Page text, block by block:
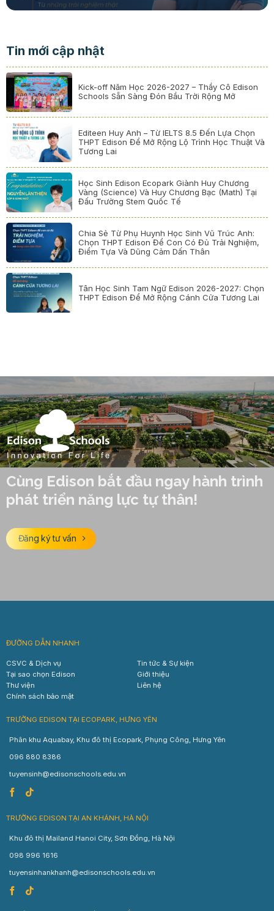
Tin mới cập nhật
Kick-off Năm Học 2026-2027 – Thầy Cô Edison
Schools Sẵn Sàng Đón Bầu Trời Rộng Mở
Editeen Huy Anh – Từ IELTS 8.5 Đến Lựa Chọn
THPT Edison Để Mở Rộng Lộ Trình Học Thuật Và
Tương Lai
Học Sinh Edison Ecopark Giành Huy Chương
Vàng (Science) Và Huy Chương Bạc (Math) Tại
Đấu Trường Stem Quốc Tế
Chia Sẻ Từ Phụ Huynh Học Sinh Vũ Trúc Anh:
Chọn THPT Edison Để Con Có Đủ Trải Nghiệm,
Điểm Tựa Và Dũng Cảm Dấn Thân
Tân Học Sinh Tam Ngữ Edison 2026-2027: Chọn
THPT Edison Để Mở Rộng Cánh Cửa Tương Lai
Cùng Edison bắt đầu ngay hành trình
phát triển năng lực tự thân!
Đăng ký tư vấn
ĐƯỜNG DẪN NHANH
CSVC & Dịch vụ
Tin tức & Sự kiện
Tại sao chọn Edison
Giới thiệu
Thư viện
Liên hệ
Chính sách bảo mật
TRƯỜNG EDISON TẠI ECOPARK, HƯNG YÊN
Phân khu Aquabay, Khu đô thị Ecopark, Phụng Công, Hưng Yên
096 880 8386
tuyensinh@edisonschools.edu.vn
TRƯỜNG EDISON TẠI AN KHÁNH, HÀ NỘI
Khu đô thị Mailand Hanoi City, Sơn Đồng, Hà Nội
098 996 1616
tuyensinhankhanh@edisonschools.edu.vn